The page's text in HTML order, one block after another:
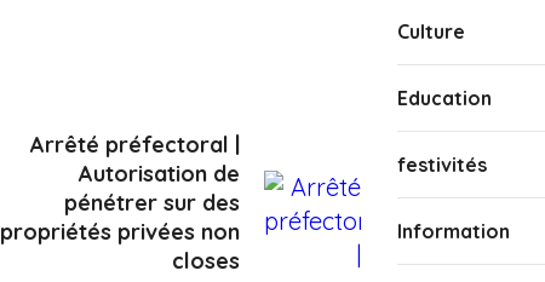
Arrêté préfectoral |
Autorisation de
pénétrer sur des
propriétés privées non
closes
Culture
Education
festivités
Information